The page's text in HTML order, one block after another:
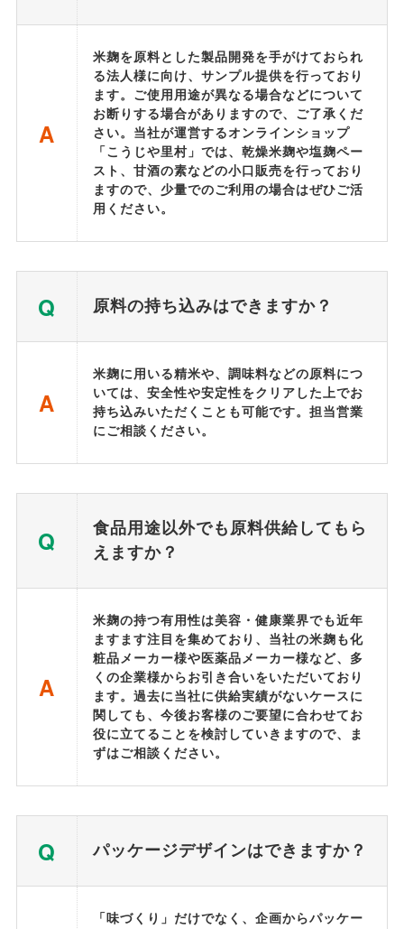
A
米麹を原料とした製品開発を手がけておられ
る法人様に向け、サンプル提供を行っており
ます。ご使用用途が異なる場合などについて
お断りする場合がありますので、ご了承くだ
さい。当社が運営するオンラインショップ
「こうじや里村」では、乾燥米麹や塩麹ペー
スト、甘酒の素などの小口販売を行っており
ますので、少量でのご利用の場合はぜひご活
用ください。
Q 原料の持ち込みはできますか？
A
米麹に用いる精米や、調味料などの原料につ
いては、安全性や安定性をクリアした上でお
持ち込みいただくことも可能です。担当営業
にご相談ください。
Q
食品用途以外でも原料供給してもら
えますか？
A
米麹の持つ有用性は美容・健康業界でも近年
ますます注目を集めており、当社の米麹も化
粧品メーカー様や医薬品メーカー様など、多
くの企業様からお引き合いをいただいており
ます。過去に当社に供給実績がないケースに
関しても、今後お客様のご要望に合わせてお
役に立てることを検討していきますので、ま
ずはご相談ください。
Q パッケージデザインはできますか？
「味づくり」だけでなく、企画からパッケー